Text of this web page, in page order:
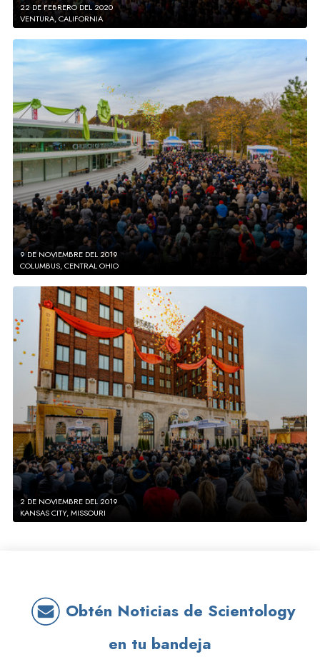
22 DE FEBRERO DEL 2020
VENTURA, CALIFORNIA
9 DE NOVIEMBRE DEL 2019
COLUMBUS, CENTRAL OHIO
2 DE NOVIEMBRE DEL 2019
KANSAS CITY, MISSOURI
Obtén Noticias de Scientology
en tu bandeja